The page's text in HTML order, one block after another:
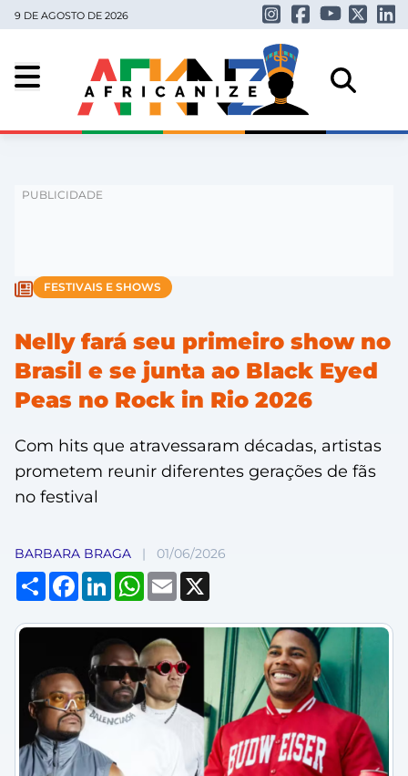
9 DE AGOSTO DE 2026
FESTIVAIS E SHOWS
Nelly fará seu primeiro show no
Brasil e se junta ao Black Eyed
Peas no Rock in Rio 2026
Com hits que atravessaram décadas, artistas
prometem reunir diferentes gerações de fãs
no festival
BARBARA BRAGA | 01/06/2026
Compartilhar
Facebook
LinkedInWhatsApp
Email